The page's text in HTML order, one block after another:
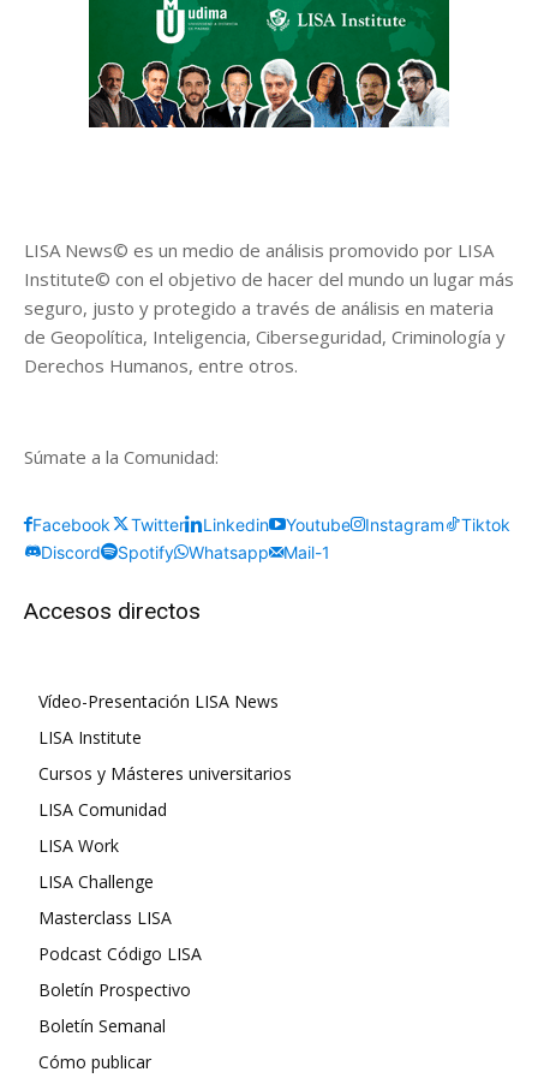
LISA News© es un medio de análisis promovido por LISA
Institute© con el objetivo de hacer del mundo un lugar más
seguro, justo y protegido a través de análisis en materia
de Geopolítica, Inteligencia, Ciberseguridad, Criminología y
Derechos Humanos, entre otros.
Súmate a la Comunidad:
Facebook Twitter Linkedin Youtube Instagram
Tiktok
Discord
Spotify Whatsapp Mail-1
Accesos directos
Vídeo-Presentación LISA News
LISA Institute
Cursos y Másteres universitarios
LISA Comunidad
LISA Work
LISA Challenge
Masterclass LISA
Podcast Código LISA
Boletín Prospectivo
Boletín Semanal
Cómo publicar